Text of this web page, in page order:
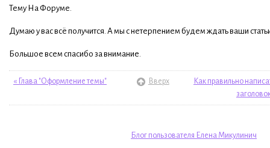
Тему На Форуме.
Думаю у вас всё получится. А мы с нетерпением будем ждать ваши
Большое всем спасибо за внимание.
« Глава "Оформление темы" Вверх
Как правильно
Блог пользователя Елена Микулинич